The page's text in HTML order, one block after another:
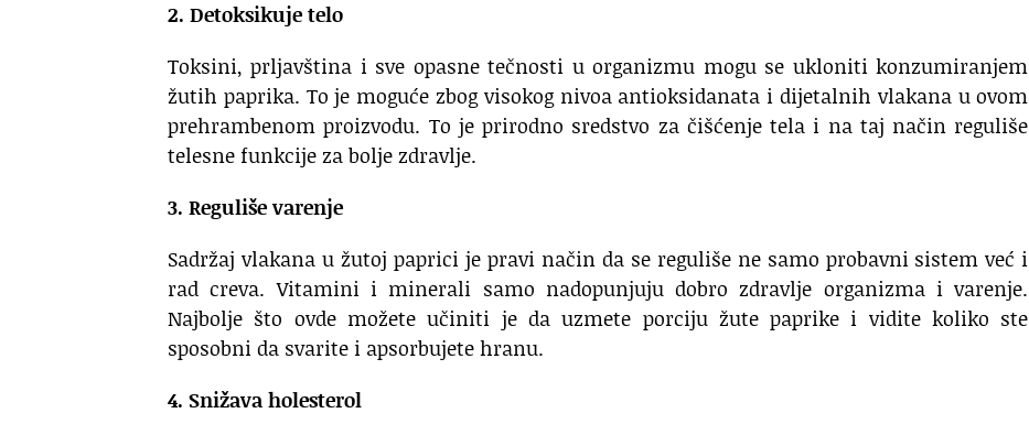
2. Detoksikuje telo
Toksini, prljavština i sve opasne tečnosti u organizmu mogu se ukloniti konzumiranjem
žutih paprika. To je moguće zbog visokog nivoa antioksidanata i dijetalnih vlakana u ovom
prehrambenom proizvodu. To je prirodno sredstvo za čišćenje tela i na taj način reguliše
telesne funkcije za bolje zdravlje.
3. Reguliše varenje
Sadržaj vlakana u žutoj paprici je pravi način da se reguliše ne samo probavni sistem već i
rad creva. Vitamini i minerali samo nadopunjuju dobro zdravlje organizma i varenje.
Najbolje što ovde možete učiniti je da uzmete porciju žute paprike i vidite koliko ste
sposobni da svarite i apsorbujete hranu.
4. Snižava holesterol